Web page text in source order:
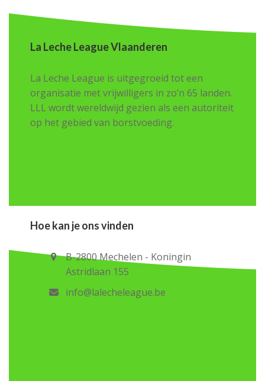
La Leche League Vlaanderen
La Leche League is uitgegroeid tot een
organisatie met vrijwilligers in zo’n 65 landen.
LLL wordt wereldwijd gezien als een autoriteit
op het gebied van borstvoeding.
Hoe kan je ons vinden
B-2800 Mechelen - Koningin
Astridlaan 155
info@lalecheleague.be